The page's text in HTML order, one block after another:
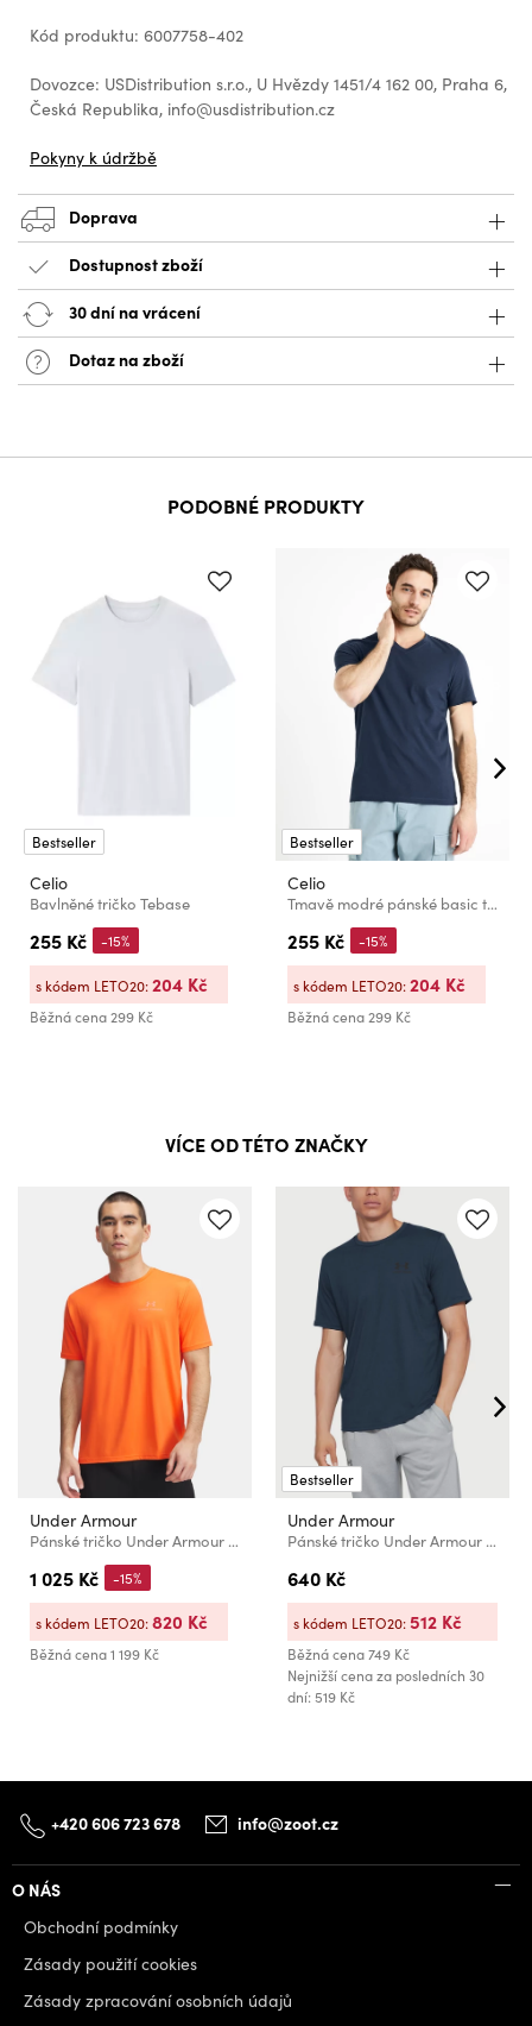
Kód produktu: 6007758-402
Dovozce: USDistribution s.r.o., U Hvězdy 1451/4 162 00, Praha 6,
Česká Republika, info@usdistribution.cz
Pokyny k údržbě
Doprava
Dostupnost zboží
30 dní na vrácení
Dotaz na zboží
PODOBNÉ PRODUKTY
Bestseller
Celio
Bavlněné tričko Tebase
255 Kč
Běžná cena299 Kč
-15%
s kódem LETO20:204 Kč
Bestseller
Celio
Tmavě modré pánské basic tričko Celio Debasev
255 Kč
Běžná cena299 Kč
-15%
s kódem LETO20:204 Kč
VÍCE OD TÉTO ZNAČKY
Under Armour
Pánské tričko Under Armour Vanish Energy SS
1 025 Kč
Běžná cena1 199 Kč
-15%
s kódem LETO20:820 Kč
Bestseller
Under Armour
Pánské tričko Under Armour Sportstyle Left Chest Ss
640 Kč
Běžná cena749 Kč
Nejnižší cena za posledních 30
dní: 519 Kč
s kódem LETO20:512 Kč
+420 606 723 678 info@zoot.cz
O NÁS
Obchodní podmínky
Zásady použití cookies
Zásady zpracování osobních údajů